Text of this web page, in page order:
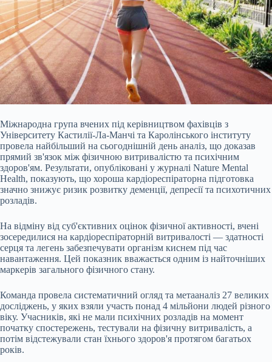
Міжнародна група вчених під керівництвом фахівців з
Університету Кастилії-Ла-Манчі та Каролінського інституту
провела найбільший на сьогоднішній день аналіз, що доказав
прямий зв'язок між фізичною витривалістю та психічним
здоров'ям. Результати, опубліковані у журналі Nature Mental
Health, показують, що хороша кардіореспіраторна підготовка
значно знижує ризик розвитку деменції, депресії та психотичних
розладів.
На відміну від суб'єктивних оцінок фізичної активності, вчені
зосередилися на кардіореспіраторній витривалості — здатності
серця та легень забезпечувати організм киснем під час
навантаження. Цей показник вважається одним із найточніших
маркерів загального фізичного стану.
Команда провела систематичний огляд та метааналіз 27 великих
досліджень, у яких взяли участь понад 4 мільйони людей різного
віку. Учасників, які не мали психічних розладів на момент
початку спостережень, тестували на фізичну витривалість, а
потім відстежували стан їхнього здоров'я протягом багатьох
років.